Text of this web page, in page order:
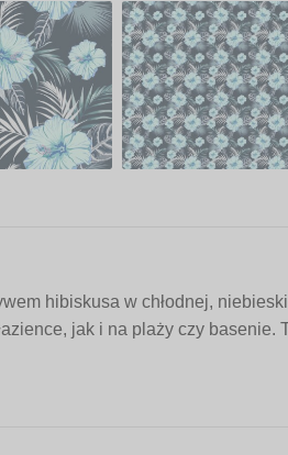
hibiskusa w chłodnej,
jak i na plaży czy